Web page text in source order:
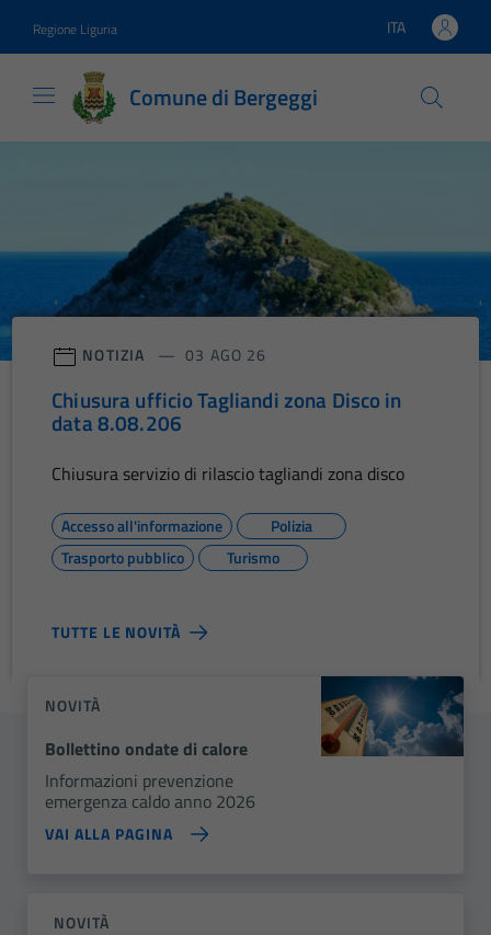
Regione Liguria Lingua attiva:
ITA
Comune di Bergeggi
NOTIZIA 03 AGO 26
Chiusura ufficio Tagliandi zona Disco in
data 8.08.206
Chiusura servizio di rilascio tagliandi zona disco
Accesso all'informazione
Polizia
Trasporto pubblico
Turismo
TUTTE LE NOVITÀ
NOVITÀ
Bollettino ondate di calore
Informazioni prevenzione
emergenza caldo anno 2026
VAI ALLA PAGINA
NOVITÀ